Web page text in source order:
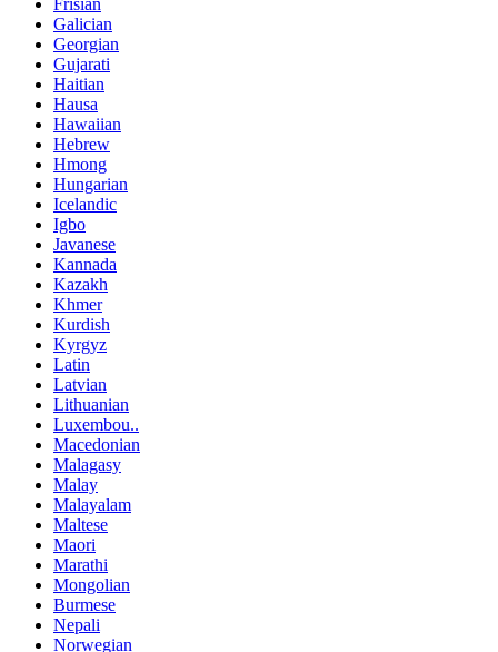
Galician
Georgian
Gujarati
Haitian
Hausa
Hawaiian
Hebrew
Hmong
Hungarian
Icelandic
Igbo
Javanese
Kannada
Kazakh
Khmer
Kurdish
Kyrgyz
Latin
Latvian
Lithuanian
Luxembou..
Macedonian
Malagasy
Malay
Malayalam
Maltese
Maori
Marathi
Mongolian
Burmese
Nepali
Norwegian